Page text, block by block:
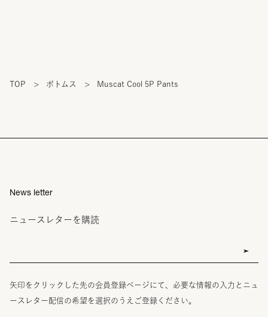
TOP > ボトムス > Muscat Cool 5P Pants
News letter
ニュースレターを購読
矢印をクリックした先の会員登録ページにて、必要な情報の入力とニュ
ースレター配信の希望を選択のうえご登録ください。